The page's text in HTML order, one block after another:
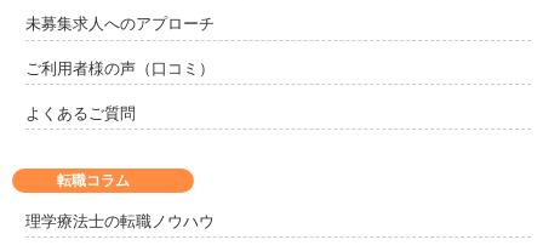
未募集求人へのアプローチ
ご利用者様の声（口コミ）
よくあるご質問
転職コラム
理学療法士の転職ノウハウ